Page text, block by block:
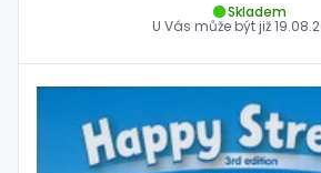
Skladem
U Vás může být již